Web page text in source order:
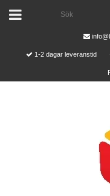
1-2 dagar leveranstid